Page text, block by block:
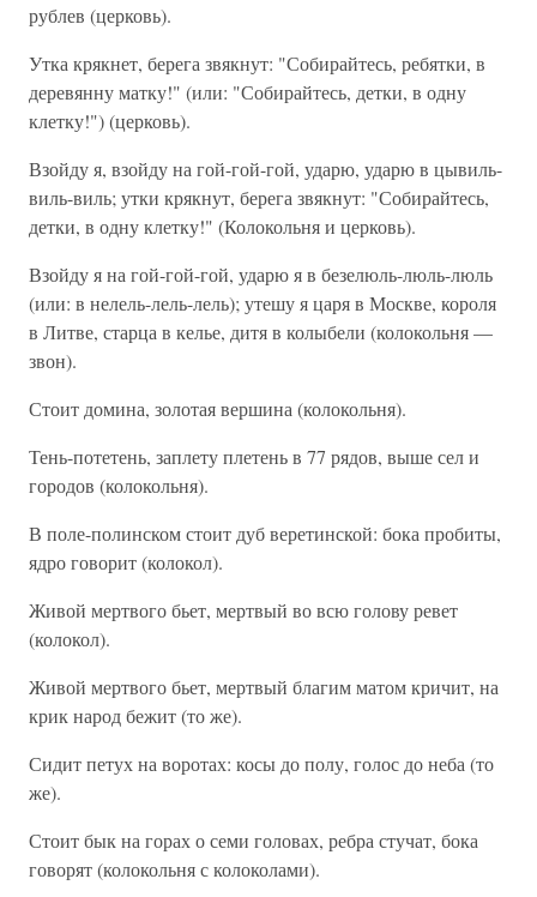
рублев (церковь).
Утка крякнет, берега звякнут: "Собирайтесь, ребятки, в
деревянну матку!" (или: "Собирайтесь, детки, в одну
клетку!") (церковь).
Взойду я, взойду на гой-гой-гой, ударю, ударю в цывиль-
виль-виль; утки крякнут, берега звякнут: "Собирайтесь,
детки, в одну клетку!" (Колокольня и церковь).
Взойду я на гой-гой-гой, ударю я в безелюль-люль-люль
(или: в нелель-лель-лель); утешу я царя в Москве, короля
в Литве, старца в келье, дитя в колыбели (колокольня —
звон).
Стоит домина, золотая вершина (колокольня).
Тень-потетень, заплету плетень в 77 рядов, выше сел и
городов (колокольня).
В поле-полинском стоит дуб веретинской: бока пробиты,
ядро говорит (колокол).
Живой мертвого бьет, мертвый во всю голову ревет
(колокол).
Живой мертвого бьет, мертвый благим матом кричит, на
крик народ бежит (то же).
Сидит петух на воротах: косы до полу, голос до неба (то
же).
Стоит бык на горах о семи головах, ребра стучат, бока
говорят (колокольня с колоколами).